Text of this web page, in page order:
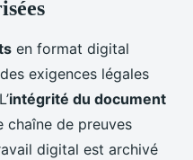
en format digital
exigences légales
intégrité du document
chaîne de preuves
digital est archivé